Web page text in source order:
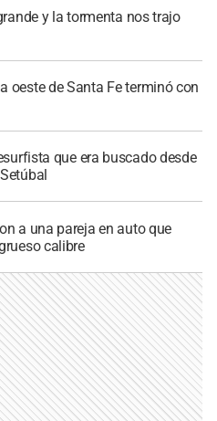
y la tormenta nos trajo
oeste de Santa Fe terminó con
que era buscado desde
a una pareja en auto que
calibre